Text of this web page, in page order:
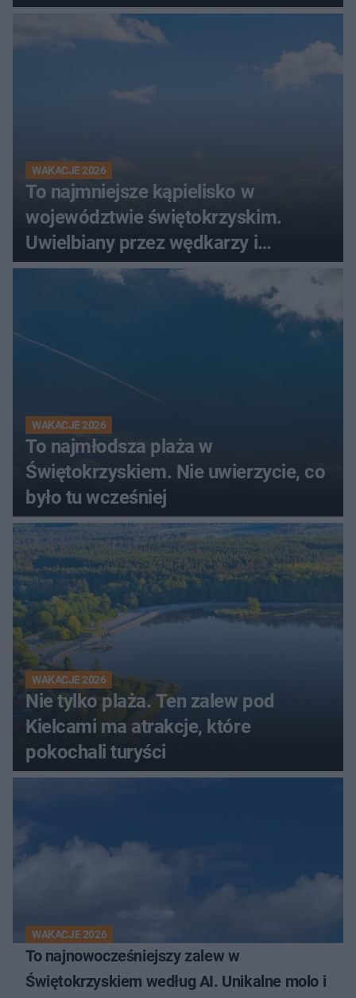
wodą
WAKACJE 2026
To najmniejsze kąpielisko w
województwie świętokrzyskim.
Uwielbiany przez wędkarzy i
turystów
WAKACJE 2026
To najmłodsza plaża w
Świętokrzyskiem. Nie uwierzycie, co
było tu wcześniej
WAKACJE 2026
Nie tylko plaża. Ten zalew pod
Kielcami ma atrakcje, które
pokochali turyści
WAKACJE 2026
To najnowocześniejszy zalew w
Świętokrzyskiem według AI. Unikalne molo i